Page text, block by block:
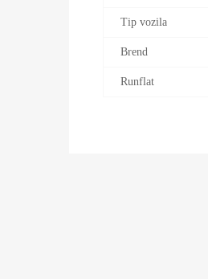
Tip vozila
Brend
Runflat